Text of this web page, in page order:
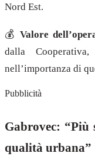
Nord Est.
💰Valore
dalla
nell’importanza di
Pubblicità
Gabrovec: “Più
qualità urbana”